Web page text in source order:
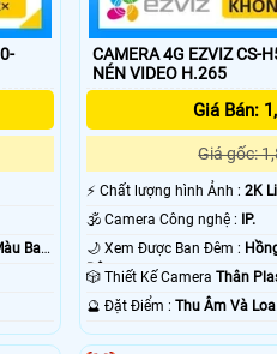
Ban
CAMERA 4G EZVIZ CS-
NÉN VIDEO H.265
Giá Bán:
Giá gốc:
️⚡ Chất lượng hình Ảnh : 2K
🕉️ Camera Công nghệ :
IP.
🌙 Xem Được Ban Đêm :
Ðêm.🎲 Thiết Kế Camera Thân
️🔮 Đặt Điểm : Thu Âm Và